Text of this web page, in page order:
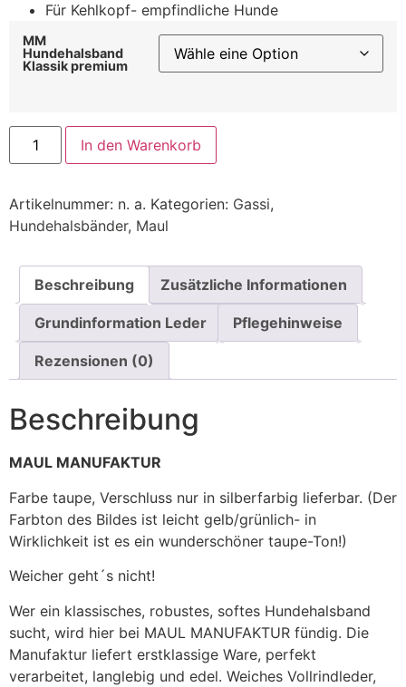
Für Kehlkopf- empfindliche Hunde
MM
Hundehalsband
Klassik premium
In den Warenkorb
Artikelnummer: n. a. Kategorien: Gassi,
Hundehalsbänder, Maul
Beschreibung Zusätzliche Informationen
Grundinformation Leder Pflegehinweise
Rezensionen (0)
Beschreibung
MAUL MANUFAKTUR
Farbe taupe, Verschluss nur in silberfarbig lieferbar. (Der
Farbton des Bildes ist leicht gelb/grünlich- in
Wirklichkeit ist es ein wunderschöner taupe-Ton!)
Weicher geht´s nicht!
Wer ein klassisches, robustes, softes Hundehalsband
sucht, wird hier bei MAUL MANUFAKTUR fündig. Die
Manufaktur liefert erstklassige Ware, perfekt
verarbeitet, langlebig und edel. Weiches Vollrindleder,